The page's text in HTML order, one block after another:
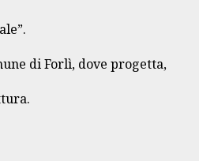
di Forlì, dove progetta,